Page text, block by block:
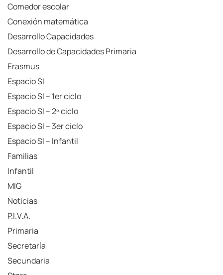
Comedor escolar
Conexión matemática
Desarrollo Capacidades
Desarrollo de Capacidades Primaria
Erasmus
Espacio SI
Espacio SI – 1er ciclo
Espacio SI – 2º ciclo
Espacio SI – 3er ciclo
Espacio SI – Infantil
Familias
Infantil
MIG
Noticias
P.I.V.A.
Primaria
Secretaría
Secundaria